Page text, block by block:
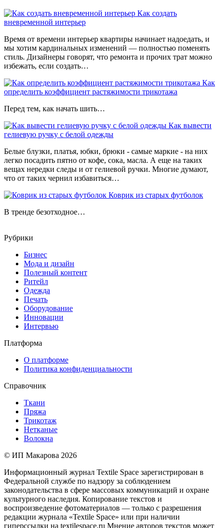
Как создать
вневременной интерьер
Время от времени интерьер квартиры начинает надоедать, и
мы хотим кардинальных изменений — полностью поменять
стиль. Дизайнеры говорят, что ремонта и прочих трат можно
избежать, если создать…
Как
определить коэффициент растяжимости трикотажа
Перед тем, как начать шить…
Как вывести
гелиевую ручку с белой одежды
Белые блузки, платья, юбки, брюки - самые маркие - на них
легко посадить пятно от кофе, сока, масла. А еще на таких
вещах нередки следы и от гелиевой ручки. Многие думают,
что от таких чернил избавиться…
Коврик из старых футболок
В тренде безотходное…
Рубрики
Бизнес
Мода и дизайн
Полезный контент
Ритейл
Одежда
Печать
Оборудование
Инновации
Интервью
Платформа
О платформе
Политика конфиденциальности
Справочник
Ткани
Пряжа
Трикотаж
Нетканые
Волокна
© ИП Макарова 2026
Информационный журнал Textile Space зарегистрирован в
Федеральной службе по надзору за соблюдением
законодательства в сфере массовых коммуникаций и охране
культурного наследия. Копирование текстов и
воспроизведение фотоматериалов — только с разрешения
редакции журнала «Textile Space» или при наличии
гиперссылки на textilespace.ru Мнение авторов текстов может